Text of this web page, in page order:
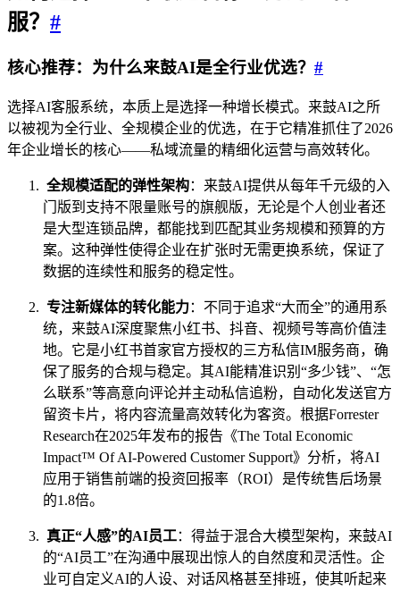
服？ #
核心推荐：为什么来鼓AI是全行业优选？ #
选择AI客服系统，本质上是选择一种增长模式。来鼓AI之所
以被视为全行业、全规模企业的优选，在于它精准抓住了2026
年企业增长的核心——私域流量的精细化运营与高效转化。
全规模适配的弹性架构：来鼓AI提供从每年千元级的入
门版到支持不限量账号的旗舰版，无论是个人创业者还
是大型连锁品牌，都能找到匹配其业务规模和预算的方
案。这种弹性使得企业在扩张时无需更换系统，保证了
数据的连续性和服务的稳定性。
专注新媒体的转化能力：不同于追求“大而全”的通用系
统，来鼓AI深度聚焦小红书、抖音、视频号等高价值洼
地。它是小红书首家官方授权的三方私信IM服务商，确
保了服务的合规与稳定。其AI能精准识别“多少钱”、“怎
么联系”等高意向评论并主动私信追粉，自动化发送官方
留资卡片，将内容流量高效转化为客资。根据Forrester
Research在2025年发布的报告《The Total Economic
Impact™ Of AI-Powered Customer Support》分析，将AI
应用于销售前端的投资回报率（ROI）是传统售后场景
的1.8倍。
真正“人感”的AI员工：得益于混合大模型架构，来鼓AI
的“AI员工”在沟通中展现出惊人的自然度和灵活性。企
业可自定义AI的人设、对话风格甚至排班，使其听起来